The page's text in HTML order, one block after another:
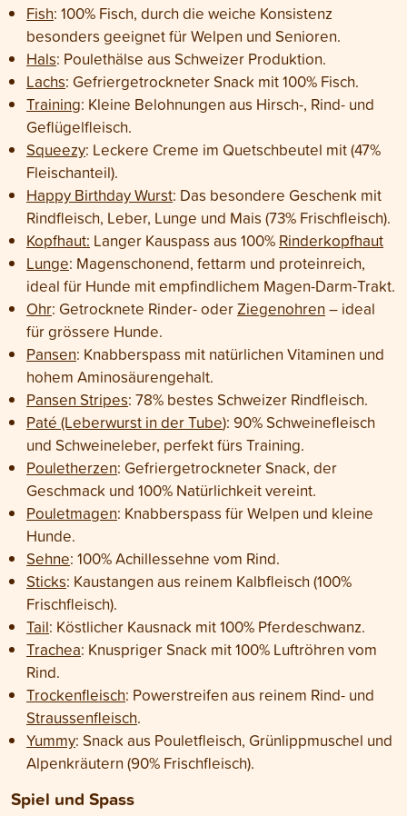
Fish: 100% Fisch, durch die weiche Konsistenz
besonders geeignet für Welpen und Senioren.
Hals: Poulethälse aus Schweizer Produktion.
Lachs: Gefriergetrockneter Snack mit 100% Fisch.
Training: Kleine Belohnungen aus Hirsch-, Rind- und
Geflügelfleisch.
Squeezy: Leckere Creme im Quetschbeutel mit (47%
Fleischanteil).
Happy Birthday Wurst: Das besondere Geschenk mit
Rindfleisch, Leber, Lunge und Mais (73% Frischfleisch).
Kopfhaut: Langer Kauspass aus 100% Rinderkopfhaut
Lunge: Magenschonend, fettarm und proteinreich,
ideal für Hunde mit empfindlichem Magen-Darm-Trakt.
Ohr: Getrocknete Rinder- oderZiegenohren – ideal
für grössere Hunde.
Pansen: Knabberspass mit natürlichen Vitaminen und
hohem Aminosäurengehalt.
Pansen Stripes: 78% bestes Schweizer Rindfleisch.
Paté (Leberwurst in der Tube): 90% Schweinefleisch
und Schweineleber, perfekt fürs Training.
Pouletherzen: Gefriergetrockneter Snack, der
Geschmack und 100% Natürlichkeit vereint.
Pouletmagen: Knabberspass für Welpen und kleine
Hunde.
Sehne: 100% Achillessehne vom Rind.
Sticks: Kaustangen aus reinem Kalbfleisch (100%
Frischfleisch).
Tail: Köstlicher Kausnack mit 100% Pferdeschwanz.
Trachea: Knuspriger Snack mit 100% Luftröhren vom
Rind.
Trockenfleisch: Powerstreifen aus reinem Rind- und
Straussenfleisch.
Yummy: Snack aus Pouletfleisch, Grünlippmuschel und
Alpenkräutern (90% Frischfleisch).
Spiel und Spass